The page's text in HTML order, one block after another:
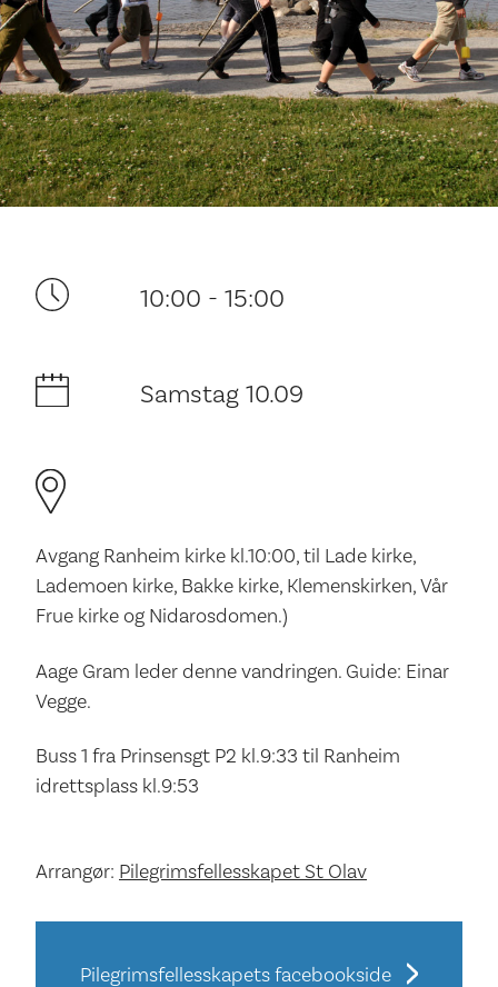
Ditt besøk
Musikk
Historie og arkitektur
10:00 - 15:00
Samstag 10.09
Avgang Ranheim kirke kl.10:00, til Lade kirke,
Lademoen kirke, Bakke kirke, Klemenskirken, Vår
Frue kirke og Nidarosdomen.)
Aage Gram leder denne vandringen. Guide: Einar
Vegge.
Buss 1 fra Prinsensgt P2 kl.9:33 til Ranheim
idrettsplass kl.9:53
Arrangør: Pilegrimsfellesskapet St Olav
Pilegrimsfellesskapets facebookside